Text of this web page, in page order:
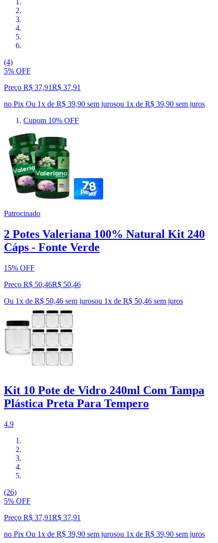
(4)
5% OFF
Preço R$ 37,91R$ 37,91
no Pix Ou 1x de R$ 39,90 sem jurosou 1x de R$ 39,90 sem juros
Cupom 10% OFF
Patrocinado
2 Potes Valeriana 100% Natural Kit 240
Cáps - Fonte Verde
15% OFF
Preço R$ 50,46R$ 50,46
Ou 1x de R$ 50,46 sem jurosou 1x de R$ 50,46 sem juros
Kit 10 Pote de Vidro 240ml Com Tampa
Plástica Preta Para Tempero
4.9
(26)
5% OFF
Preço R$ 37,91R$ 37,91
no Pix Ou 1x de R$ 39,90 sem jurosou 1x de R$ 39,90 sem juros